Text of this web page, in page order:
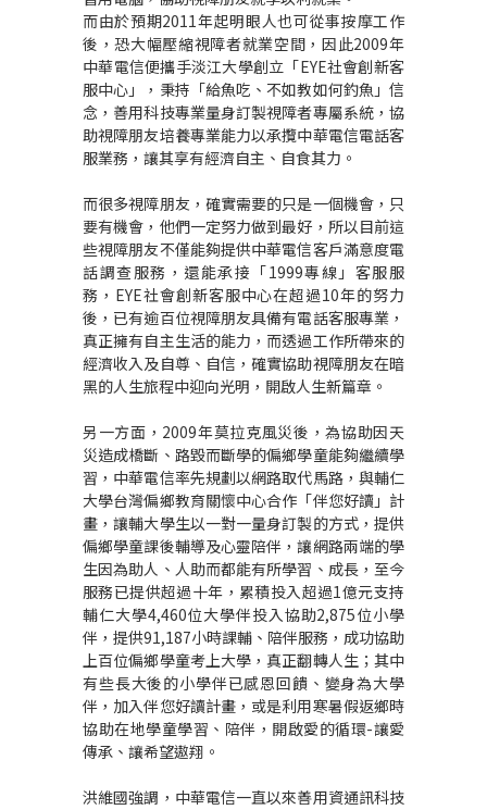
而由於預期2011年起明眼人也可從事按摩工作
後，恐大幅壓縮視障者就業空間，因此2009年
中華電信便攜手淡江大學創立「EYE社會創新客
服中心」，秉持「給魚吃、不如教如何釣魚」信
念，善用科技專業量身訂製視障者專屬系統，協
助視障朋友培養專業能力以承攬中華電信電話客
服業務，讓其享有經濟自主、自食其力。
而很多視障朋友，確實需要的只是一個機會，只
要有機會，他們一定努力做到最好，所以目前這
些視障朋友不僅能夠提供中華電信客戶滿意度電
話調查服務，還能承接「1999專線」客服服
務， EYE社會創新客服中心在超過10年的努力
後，已有逾百位視障朋友具備有電話客服專業，
真正擁有自主生活的能力，而透過工作所帶來的
經濟收入及自尊、自信，確實協助視障朋友在暗
黑的人生旅程中迎向光明，開啟人生新篇章。
另一方面， 2009年莫拉克風災後，為協助因天
災造成橋斷、路毀而斷學的偏鄉學童能夠繼續學
習，中華電信率先規劃以網路取代馬路，與輔仁
大學台灣偏鄉教育關懷中心合作「伴您好讀」計
畫，讓輔大學生以一對一量身訂製的方式，提供
偏鄉學童課後輔導及心靈陪伴，讓網路兩端的學
生因為助人、人助而都能有所學習、成長，至今
服務已提供超過十年，累積投入超過1億元支持
輔仁大學4,460位大學伴投入協助2,875位小學
伴，提供91,187小時課輔、陪伴服務，成功協助
上百位偏鄉學童考上大學，真正翻轉人生；其中
有些長大後的小學伴已感恩回饋、變身為大學
伴，加入伴您好讀計畫，或是利用寒暑假返鄉時
協助在地學童學習、陪伴，開啟愛的循環-讓愛
傳承、讓希望遨翔。
洪維國強調，中華電信一直以來善用資通訊科技